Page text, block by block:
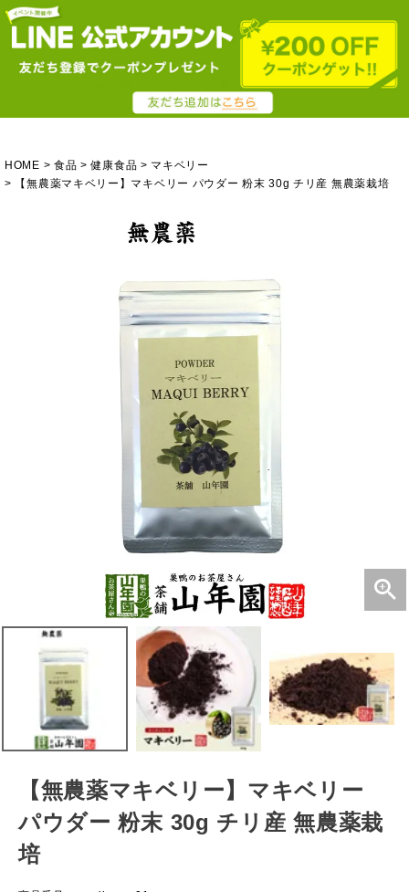
HOME 食品 健康食品
マキベリー
【無農薬マキベリー】マキベリー パウダー 粉末 30g チリ産 無農薬栽培
【無農薬マキベリー】マキベリー
パウダー 粉末 30g チリ産 無農薬栽
培